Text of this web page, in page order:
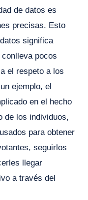
de datos es
precisas. Esto
significa
pocos
el respeto a los
ejemplo, el
en el hecho
de los individuos,
para obtener
seguirlos
llegar
a través del